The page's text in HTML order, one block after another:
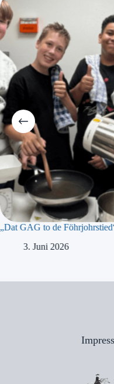
„Dat GAG to de
3. Juni 2026